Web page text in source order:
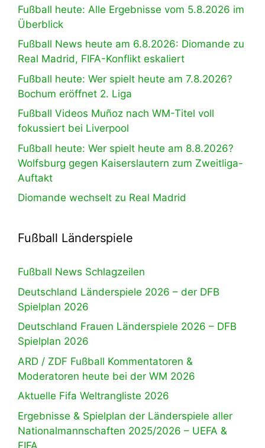
Fußball heute: Alle Ergebnisse vom 5.8.2026 im
Überblick
Fußball News heute am 6.8.2026: Diomande zu
Real Madrid, FIFA-Konflikt eskaliert
Fußball heute: Wer spielt heute am 7.8.2026?
Bochum eröffnet 2. Liga
Fußball Videos Muñoz nach WM-Titel voll
fokussiert bei Liverpool
Fußball heute: Wer spielt heute am 8.8.2026?
Wolfsburg gegen Kaiserslautern zum Zweitliga-
Auftakt
Diomande wechselt zu Real Madrid
Fußball Länderspiele
Fußball News Schlagzeilen
Deutschland Länderspiele 2026 – der DFB
Spielplan 2026
Deutschland Frauen Länderspiele 2026 – DFB
Spielplan 2026
ARD / ZDF Fußball Kommentatoren &
Moderatoren heute bei der WM 2026
Aktuelle Fifa Weltrangliste 2026
Ergebnisse & Spielplan der Länderspiele aller
Nationalmannschaften 2025/2026 – UEFA &
FIFA